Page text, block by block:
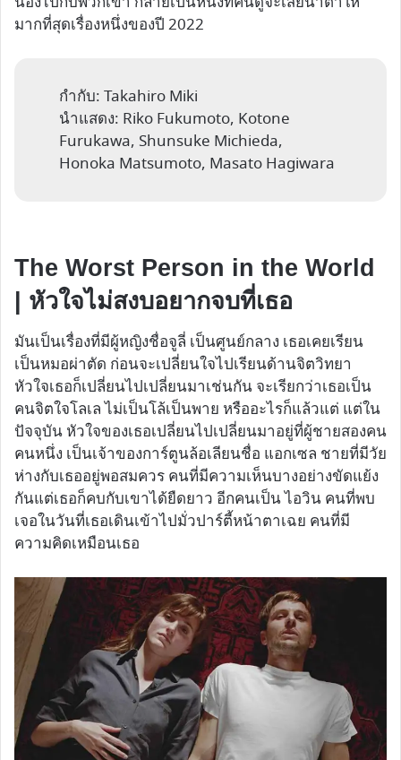
มากที่สุดเรื่องหนึ่งของปี 2022
กำกับ: Takahiro Miki
นำแสดง: Riko Fukumoto, Kotone
Furukawa, Shunsuke Michieda,
Honoka Matsumoto, Masato Hagiwara
The Worst Person in the World
| หัวใจไม่สงบอยากจบที่เธอ
มันเป็นเรื่องที่มีผู้หญิงชื่อจูลี่ เป็นศูนย์กลาง เธอเคยเรียน
เป็นหมอผ่าตัด ก่อนจะเปลี่ยนใจไปเรียนด้านจิตวิทยา
หัวใจเธอก็เปลี่ยนไปเปลี่ยนมาเช่นกัน จะเรียกว่าเธอเป็น
คนจิตใจโลเล ไม่เป็นโล้เป็นพาย หรืออะไรก็แล้วแต่ แต่ใน
ปัจจุบัน หัวใจของเธอเปลี่ยนไปเปลี่ยนมาอยู่ที่ผู้ชายสองคน
คนหนึ่ง เป็นเจ้าของการ์ตูนล้อเลียนชื่อ แอกเซล ชายที่มีวัย
ห่างกับเธออยู่พอสมควร คนที่มีความเห็นบางอย่างขัดแย้ง
กันแต่เธอก็คบกับเขาได้ยืดยาว อีกคนเป็น ไอวิน คนที่พบ
เจอในวันที่เธอเดินเข้าไปมั่วปาร์ตี้หน้าตาเฉย คนที่มี
ความคิดเหมือนเธอ